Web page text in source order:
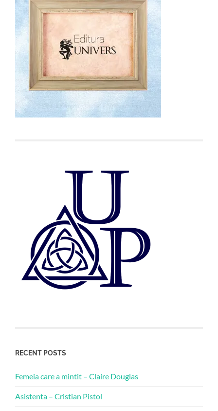
RECENT POSTS
Femeia care a mintit – Claire Douglas
Asistenta – Cristian Pistol